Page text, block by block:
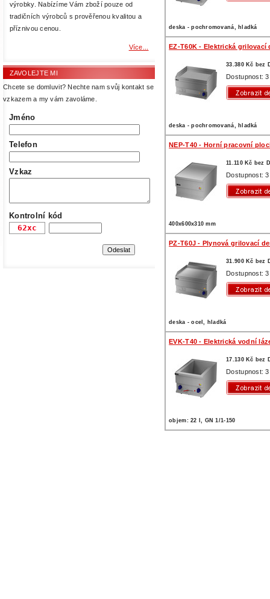
výrobky. Nabízíme Vám zboží pouze od
tradičních výrobců s prověřenou kvalitou a
příznivou cenou.
Více...
ZAVOLEJTE MI
Chcete se domluvit? Nechte nam svůj kontakt se
vzkazem a my vám zavoláme.
Jméno
Telefon
Vzkaz
Kontrolní kód
deska - pochromovaná, hladká
EZ-T60K - Elektrická grilovací
33.380 Kč bez
Dostupnost:
deska - pochromovaná, hladká
NEP-T40 - Horní pracovní
11.110 Kč bez
Dostupnost:
400x600x310 mm
PZ-T60J - Plynová grilovací
31.900 Kč bez
Dostupnost:
deska - ocel, hladká
EVK-T40 - Elektrická vodní
17.130 Kč bez
Dostupnost:
objem: 22 l, GN 1/1-150